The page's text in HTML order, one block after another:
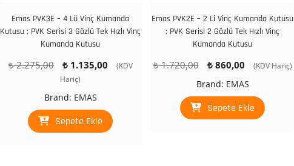
Emas PVK3E – 4 Lü Vinç Kumanda
Kutusu ; PVK Serisi 3 Gözlü Tek Hızlı Vinç
Kumanda Kutusu
₺2.275,00
Orijinal
fiyat:
₺1.135,00
Şu
(KDV
Hariç)
Brand: EMAS
Sepete Ekle
Emas PVK2E – 2 Li Vinç Kumanda Kutusu
; PVK Serisi 2 Gözlü Tek Hızlı Vinç
Kumanda Kutusu
₺1.720,00
Orijinal
₺ 1.720,00.
₺860,00
Şu
₺ 860,00.
(KDV Hariç)
Brand: EMAS
Sepete Ekle